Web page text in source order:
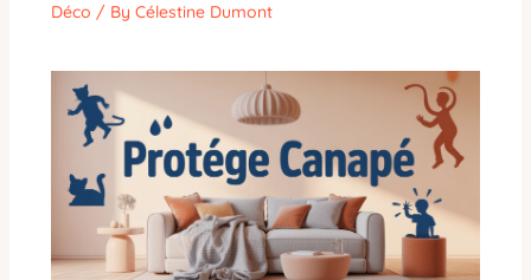
Déco / By Célestine Dumont